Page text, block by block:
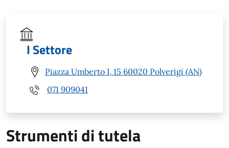
I Settore
Piazza Umberto I, 15 60020 Polverigi (AN)
071 909041
Strumenti di tutela